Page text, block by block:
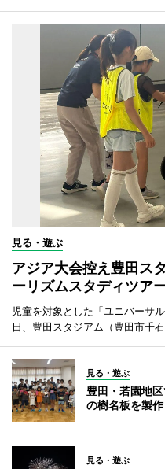
見る・遊ぶ
アジア大会控え豊田ス
ーリズムスタディツアー
児童を対象とした「ユニバーサ
日、豊田スタジアム（豊田市千
見る・遊ぶ
豊田・若園地
の樹名板を製作
見る・遊ぶ